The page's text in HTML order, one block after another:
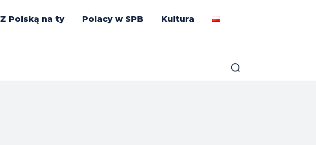
Z Polską na ty Polacy w SPB Kultura